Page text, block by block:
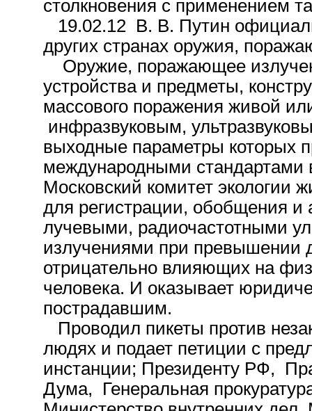
столкновения с применением
19.02.12 В. В. Путин
других странах оружия,
Оружие, поражающее
устройства и предметы,
массового поражения живой
инфразвуковым,
выходные параметры которых
международными стандартами
Московский комитет
для регистрации, обобщения и
лучевыми, радиочастотными
излучениями при превышении
отрицательно влияющих на
человека. И оказывает
пострадавшим.
Проводил пикеты против
людях и подает петиции с
инстанции; Президенту РФ,
Дума, Генеральная